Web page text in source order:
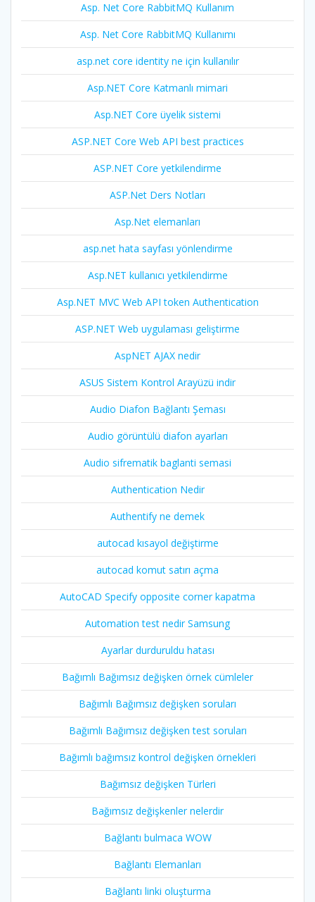
Asp. Net Core RabbitMQ Kullanım
Asp. Net Core RabbitMQ Kullanımı
asp.net core identity ne için kullanılır
Asp.NET Core Katmanlı mimari
Asp.NET Core üyelik sistemi
ASP.NET Core Web API best practices
ASP.NET Core yetkilendirme
ASP.Net Ders Notları
Asp.Net elemanları
asp.net hata sayfası yönlendirme
Asp.NET kullanıcı yetkilendirme
Asp.NET MVC Web API token Authentication
ASP.NET Web uygulaması geliştirme
AspNET AJAX nedir
ASUS Sistem Kontrol Arayüzü indir
Audio Diafon Bağlantı Şeması
Audio görüntülü diafon ayarları
Audio sifrematik baglanti semasi
Authentication Nedir
Authentify ne demek
autocad kısayol değiştirme
autocad komut satırı açma
AutoCAD Specify opposite corner kapatma
Automation test nedir Samsung
Ayarlar durduruldu hatası
Bağımlı Bağımsız değişken örnek cümleler
Bağımlı Bağımsız değişken soruları
Bağımlı Bağımsız değişken test soruları
Bağımlı bağımsız kontrol değişken örnekleri
Bağımsız değişken Türleri
Bağımsız değişkenler nelerdir
Bağlantı bulmaca WOW
Bağlantı Elemanları
Bağlantı linki oluşturma